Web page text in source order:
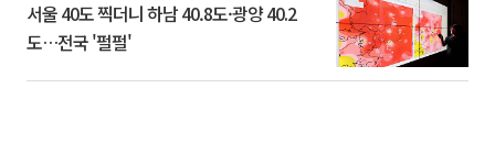
서울 40도 찍더니 하남 40.8도·광양 40.2
도…전국 '펄펄'